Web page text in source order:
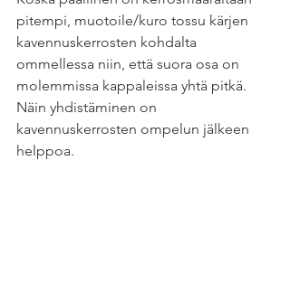
pitempi, muotoile/kuro tossu kärjen
kavennuskerrosten kohdalta
ommellessa niin, että suora osa on
molemmissa kappaleissa yhtä pitkä.
Näin yhdistäminen on
kavennuskerrosten ompelun jälkeen
helppoa.